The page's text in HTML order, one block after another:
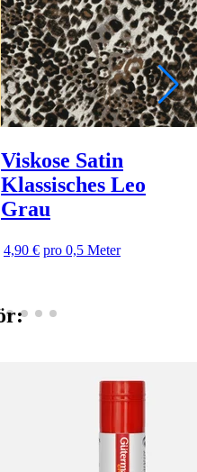
Viskose Satin
Klassisches Leo
Grau
4,90 € pro 0,5 Meter